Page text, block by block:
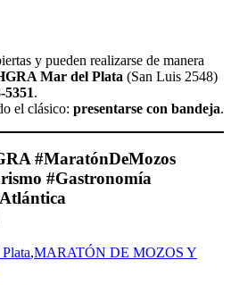
y pueden realizarse de manera
Mar del Plata (San Luis 2548)
5351.
el clásico: presentarse con bandeja.
#MaratónDeMozos
#Gastronomía
,MARATÓN DE MOZOS Y